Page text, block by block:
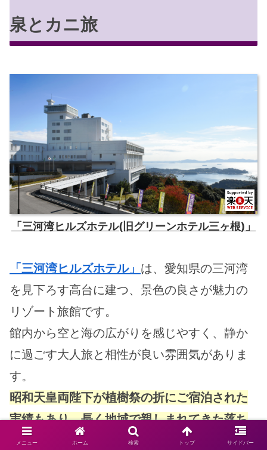
泉とカニ旅
「三河湾ヒルズホテル(旧グリーンホテル三ヶ根)」
「三河湾ヒルズホテル」 は、愛知県の三河湾
を見下ろす高台に建つ、景色の良さが魅力の
リゾート旅館です。
館内から空と海の広がりを感じやすく、静か
に過ごす大人旅と相性が良い雰囲気がありま
す。
昭和天皇両陛下が植樹祭の折にご宿泊された
実績もあり、長く地域で親しまれてきた落ち
着きが感じられます。
メニュー ホーム 検索 トップ サイドバー